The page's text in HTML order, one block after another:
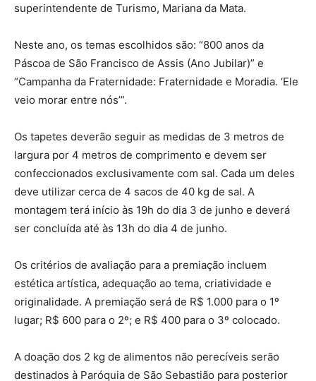
superintendente de Turismo, Mariana da Mata.
Neste ano, os temas escolhidos são: “800 anos da
Páscoa de São Francisco de Assis (Ano Jubilar)” e
“Campanha da Fraternidade: Fraternidade e Moradia. ‘Ele
veio morar entre nós’”.
Os tapetes deverão seguir as medidas de 3 metros de
largura por 4 metros de comprimento e devem ser
confeccionados exclusivamente com sal. Cada um deles
deve utilizar cerca de 4 sacos de 40 kg de sal. A
montagem terá início às 19h do dia 3 de junho e deverá
ser concluída até às 13h do dia 4 de junho.
Os critérios de avaliação para a premiação incluem
estética artística, adequação ao tema, criatividade e
originalidade. A premiação será de R$ 1.000 para o 1º
lugar; R$ 600 para o 2º; e R$ 400 para o 3º colocado.
A doação dos 2 kg de alimentos não perecíveis serão
destinados à Paróquia de São Sebastião para posterior